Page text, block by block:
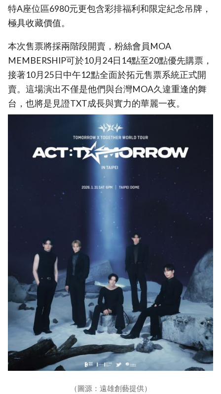
特A座位區6980元更包含彩排福利和限定紀念吊牌，
極具收藏價值。
本次售票將採兩階段開賣，粉絲會員MOA
MEMBERSHIP可於10月24日14點至20點優先購票，
接著10月25日中午12點全面於拓元售票系統正式開
賣。這場演出不僅是他們與台灣MOA久違重逢的舞
台，也將是見證TXT成長與實力的華麗一夜。
（圖源：遠雄創藝提供）